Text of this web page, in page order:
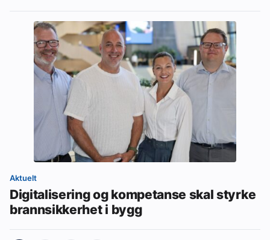
Aktuelt
Digitalisering og kompetanse skal styrke
brannsikkerhet i bygg